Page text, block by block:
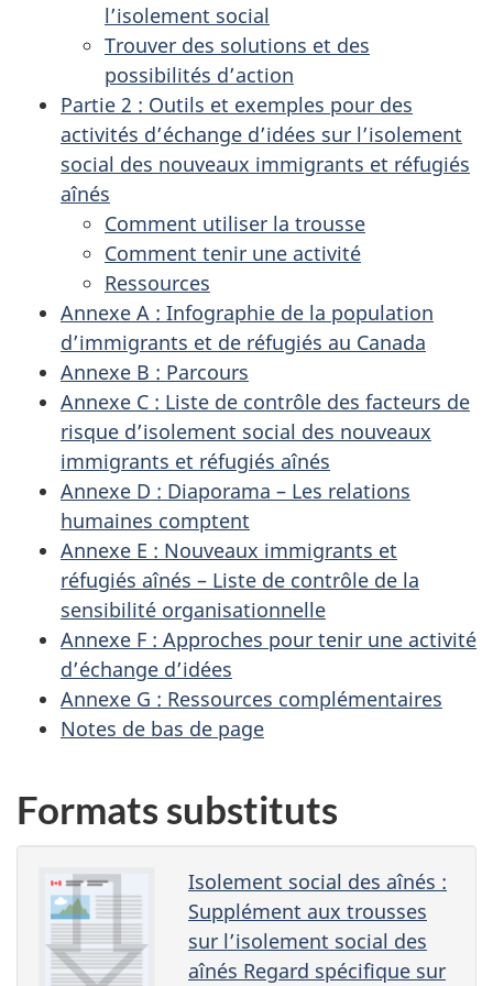
l’isolement social
Trouver des solutions et des
possibilités d’action
Partie 2 : Outils et exemples pour des
activités d’échange d’idées sur l’isolement
social des nouveaux immigrants et réfugiés
aînés
Comment utiliser la trousse
Comment tenir une activité
Ressources
Annexe A : Infographie de la population
d’immigrants et de réfugiés au Canada
Annexe B : Parcours
Annexe C : Liste de contrôle des facteurs de
risque d’isolement social des nouveaux
immigrants et réfugiés aînés
Annexe D : Diaporama – Les relations
humaines comptent
Annexe E : Nouveaux immigrants et
réfugiés aînés – Liste de contrôle de la
sensibilité organisationnelle
Annexe F : Approches pour tenir une activité
d’échange d’idées
Annexe G : Ressources complémentaires
Notes de bas de page
Formats substituts
Isolement social des aînés :
Supplément aux trousses
sur l’isolement social des
aînés Regard spécifique sur